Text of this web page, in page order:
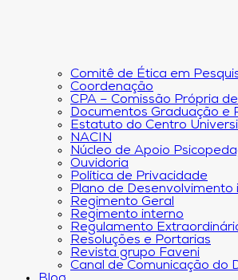
Comitê de Ética em
Coordenação
CPA – Comissão Própria
Documentos Graduação e
Estatuto do Centro
NACIN
Núcleo de Apoio
Ouvidoria
Política de Privacidade
Plano de Desenvolvimento
Regimento Geral
Regimento interno
Regulamento
Resoluções e Portarias
Revista grupo Faveni
Canal de Comunicação do